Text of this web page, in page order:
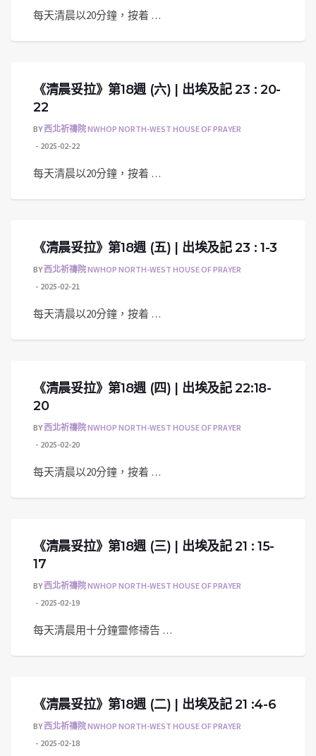
每天清晨以20分鐘，按着 …
《清晨妥拉》第18週 (六) | 出埃及記 23 : 20-
22
BY西北祈禱院 NWHOP NORTH-WEST HOUSE OF PRAYER
2025-02-22
每天清晨以20分鐘，按着 …
《清晨妥拉》第18週 (五) | 出埃及記 23 : 1-3
BY西北祈禱院 NWHOP NORTH-WEST HOUSE OF PRAYER
2025-02-21
每天清晨以20分鐘，按着 …
《清晨妥拉》第18週 (四) | 出埃及記 22:18-
20
BY西北祈禱院 NWHOP NORTH-WEST HOUSE OF PRAYER
2025-02-20
每天清晨以20分鐘，按着 …
《清晨妥拉》第18週 (三) | 出埃及記 21 : 15-
17
BY西北祈禱院 NWHOP NORTH-WEST HOUSE OF PRAYER
2025-02-19
每天清晨用十分鐘靈修禱告 …
《清晨妥拉》第18週 (二) | 出埃及記 21 :4-6
BY西北祈禱院 NWHOP NORTH-WEST HOUSE OF PRAYER
2025-02-18